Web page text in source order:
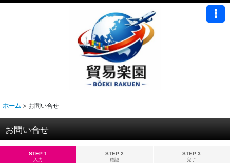
ホーム > お問い合せ
お問い合せ
STEP 1
入力
STEP 2
確認
STEP 3
完了